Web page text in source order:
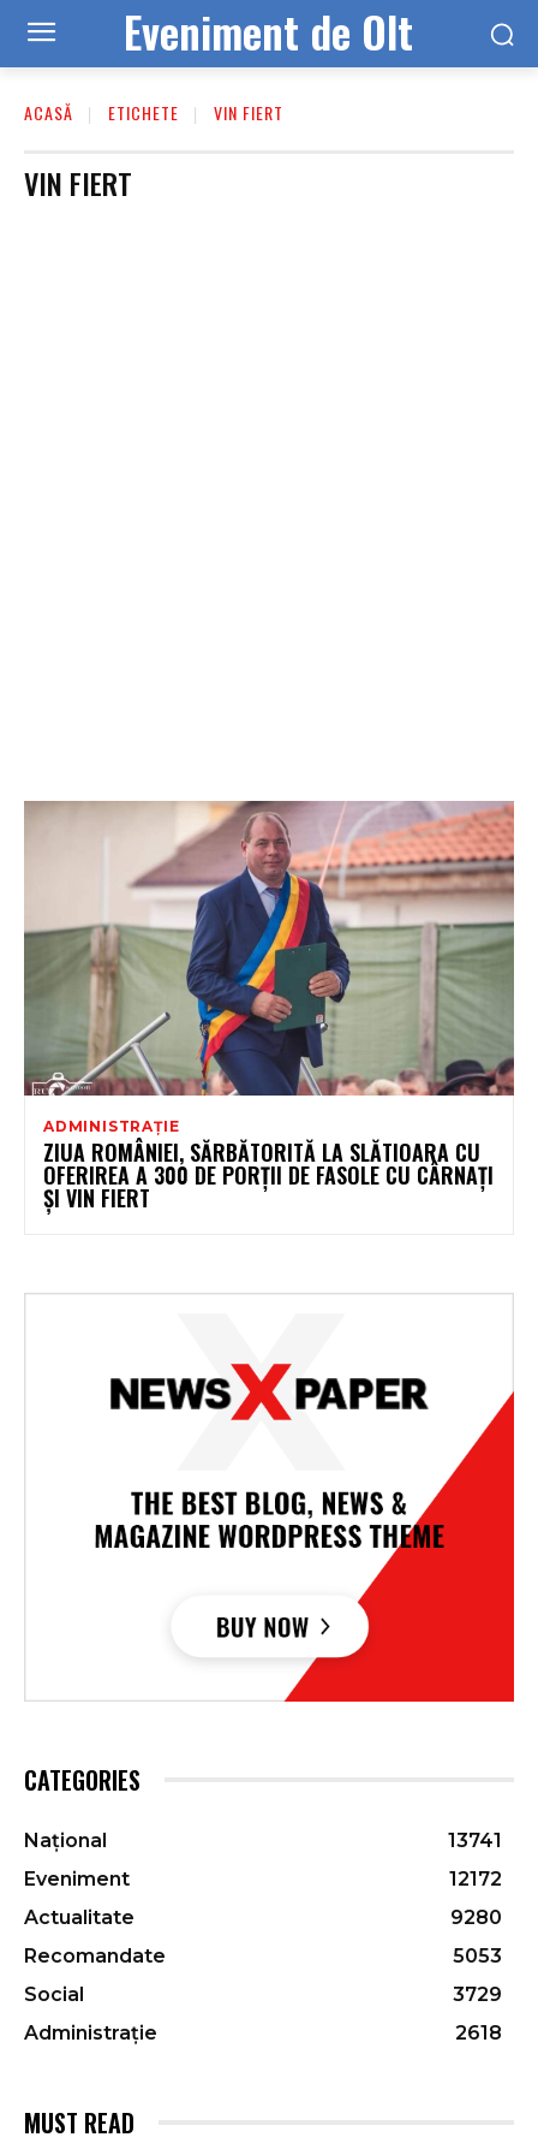
Eveniment de Olt
ACASĂ ETICHETE VIN FIERT
VIN FIERT
ADMINISTRAȚIE
ZIUA ROMÂNIEI, SĂRBĂTORITĂ LA SLĂTIOARA CU
OFERIREA A 300 DE PORȚII DE FASOLE CU CÂRNAȚI
ȘI VIN FIERT
CATEGORIES
Național
13741
Eveniment
12172
Actualitate
9280
Recomandate
5053
Social
3729
Administrație
2618
MUST READ